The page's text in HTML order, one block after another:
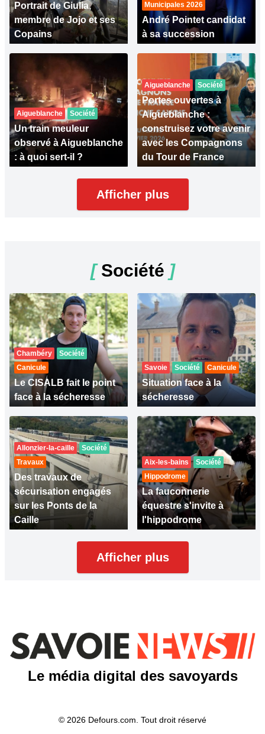
Portrait de Giulia,
membre de Jojo et ses
Copains
Municipales 2026
André Pointet candidat
à sa succession
Aigueblanche Société
Un train meuleur
observé à Aigueblanche
: à quoi sert-il ?
Aigueblanche Société
Portes ouvertes à
Aigueblanche :
construisez votre avenir
avec les Compagnons
du Tour de France
Afficher plus
[Société ]
Chambéry
Société
Canicule
Le CISALB fait le point
face à la sécheresse
Savoie Société Canicule
Situation face à la
sécheresse
Allonzier-la-caille
Société
Travaux
Des travaux de
sécurisation engagés
sur les Ponts de la
Caille
Aix-les-bains
Société
Hippodrome
La fauconnerie
équestre s'invite à
l'hippodrome
Afficher plus
Le média digital des savoyards
© 2026 Defours.com. Tout droit réservé